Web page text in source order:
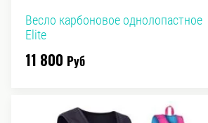
Весло карбоновое однолопастное
Elite
11 800 Руб